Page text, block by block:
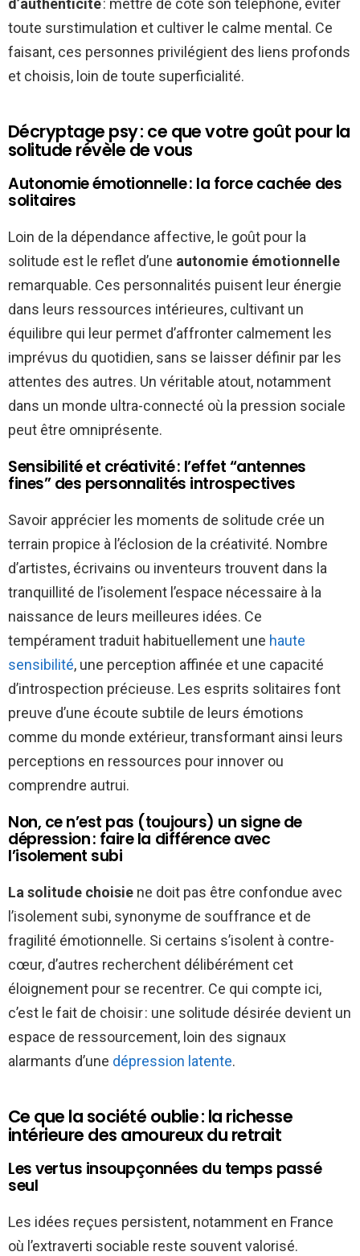
d’authenticité: mettre de côté son téléphone, éviter
toute surstimulation et cultiver le calme mental. Ce
faisant, ces personnes privilégient des liens profonds
et choisis, loin de toute superficialité.
Décryptage psy : ce que votre goût pour la
solitude révèle de vous
Autonomie émotionnelle : la force cachée des
solitaires
Loin de la dépendance affective, le goût pour la
solitude est le reflet d’une autonomie émotionnelle
remarquable. Ces personnalités puisent leur énergie
dans leurs ressources intérieures, cultivant un
équilibre qui leur permet d’affronter calmement les
imprévus du quotidien, sans se laisser définir par les
attentes des autres. Un véritable atout, notamment
dans un monde ultra-connecté où la pression sociale
peut être omniprésente.
Sensibilité et créativité : l’effet “antennes
fines” des personnalités introspectives
Savoir apprécier les moments de solitude crée un
terrain propice à l’éclosion de la créativité. Nombre
d’artistes, écrivains ou inventeurs trouvent dans la
tranquillité de l’isolement l’espace nécessaire à la
naissance de leurs meilleures idées. Ce
tempérament traduit habituellement une haute
sensibilité, une perception affinée et une capacité
d’introspection précieuse. Les esprits solitaires font
preuve d’une écoute subtile de leurs émotions
comme du monde extérieur, transformant ainsi leurs
perceptions en ressources pour innover ou
comprendre autrui.
Non, ce n’est pas (toujours) un signe de
dépression : faire la différence avec
l’isolement subi
La solitude choisie ne doit pas être confondue avec
l’isolement subi, synonyme de souffrance et de
fragilité émotionnelle. Si certains s’isolent à contre-
cœur, d’autres recherchent délibérément cet
éloignement pour se recentrer. Ce qui compte ici,
c’est le fait de choisir : une solitude désirée devient un
espace de ressourcement, loin des signaux
alarmants d’une dépression latente.
Ce que la société oublie : la richesse
intérieure des amoureux du retrait
Les vertus insoupçonnées du temps passé
seul
Les idées reçues persistent, notamment en France
où l’extraverti sociable reste souvent valorisé.